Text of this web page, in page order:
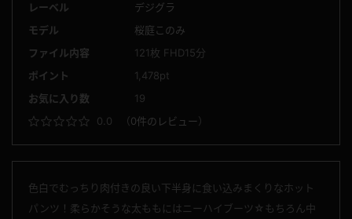
レーベル
デジグラ
モデル
桜庭このみ
ファイル内容
121枚 FHD15分
ポイント
1,478pt
お気に入り数
19
0.0
（0件のレビュー）
色白でむっちり肉付きの良い下半身に食い込みまくりなホット
パンツ！柔らかそうな太ももにはニーハイブーツ☆もちろん中